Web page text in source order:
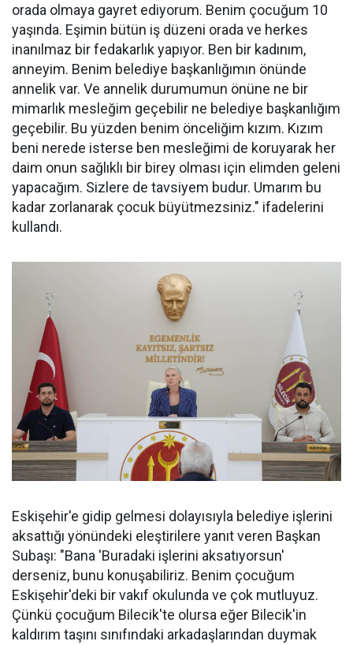
orada olmaya gayret ediyorum. Benim çocuğum 10
yaşında. Eşimin bütün iş düzeni orada ve herkes
inanılmaz bir fedakarlık yapıyor. Ben bir kadınım,
anneyim. Benim belediye başkanlığımın önünde
annelik var. Ve annelik durumumun önüne ne bir
mimarlık mesleğim geçebilir ne belediye başkanlığım
geçebilir. Bu yüzden benim önceliğim kızım. Kızım
beni nerede isterse ben mesleğimi de koruyarak her
daim onun sağlıklı bir birey olması için elimden geleni
yapacağım. Sizlere de tavsiyem budur. Umarım bu
kadar zorlanarak çocuk büyütmezsiniz." ifadelerini
kullandı.
Eskişehir'e gidip gelmesi dolayısıyla belediye işlerini
aksattığı yönündeki eleştirilere yanıt veren Başkan
Subaşı: "Bana 'Buradaki işlerini aksatıyorsun'
derseniz, bunu konuşabiliriz. Benim çocuğum
Eskişehir'deki bir vakıf okulunda ve çok mutluyuz.
Çünkü çocuğum Bilecik'te olursa eğer Bilecik'in
kaldırım taşını sınıfındaki arkadaşlarından duymak